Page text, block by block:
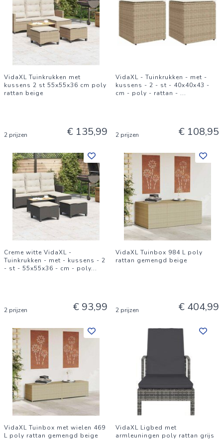
VidaXL Tuinkrukken met
kussens 2 st 55x55x36 cm poly
rattan beige
2 prijzen € 135,99
VidaXL - Tuinkrukken - met -
kussens - 2 - st - 40x40x43 -
cm - poly - rattan - ...
2 prijzen € 108,95
Creme witte VidaXL -
Tuinkrukken - met - kussens - 2
- st - 55x55x36 - cm - poly...
2 prijzen € 93,99
VidaXL Tuinbox 984 L poly
rattan gemengd beige
2 prijzen € 404,99
VidaXL Tuinbox met wielen 469
L poly rattan gemengd beige
VidaXL Ligbed met
armleuningen poly rattan grijs